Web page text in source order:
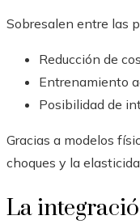
Sobresalen entre las
Reducción de
Entrenamiento
Posibilidad de
Gracias a modelos
choques y la
La